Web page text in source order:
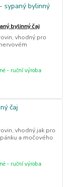
bylinný čaj
vhodný pro
- ruční výroba
vhodný jak pro
a močového
- ruční výroba